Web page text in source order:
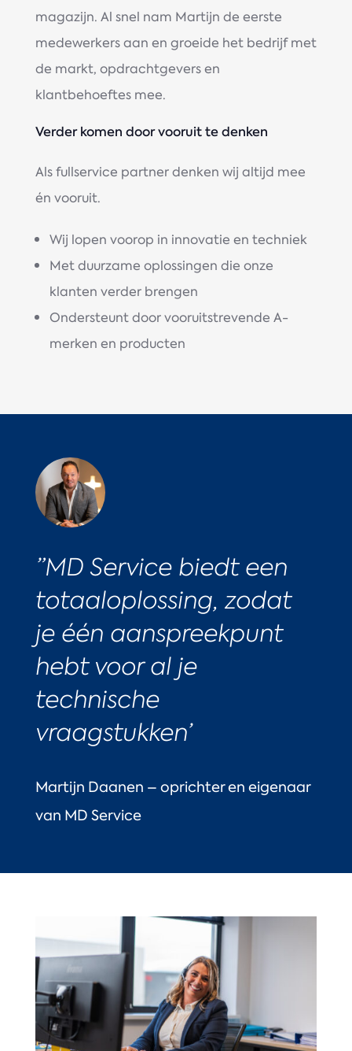
magazijn. Al snel nam Martijn de eerste
medewerkers aan en groeide het bedrijf met
de markt, opdrachtgevers en
klantbehoeftes mee.
Verder komen door vooruit te denken
Als fullservice partner denken wij altijd mee
én vooruit.
Wij lopen voorop in innovatie en techniek
Met duurzame oplossingen die onze
klanten verder brengen
Ondersteunt door vooruitstrevende A-
merken en producten
”MD Service biedt een
totaaloplossing, zodat
je één aanspreekpunt
hebt voor al je
technische
vraagstukken’
Martijn Daanen – oprichter en eigenaar
van MD Service